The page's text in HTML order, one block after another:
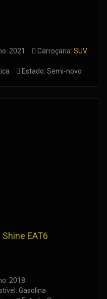
2021 Carroçaria: SUV
Estado: Semi-novo
EAT6
2018
Gasolina